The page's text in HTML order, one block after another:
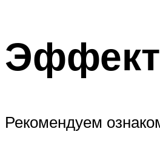
Рекомендуем